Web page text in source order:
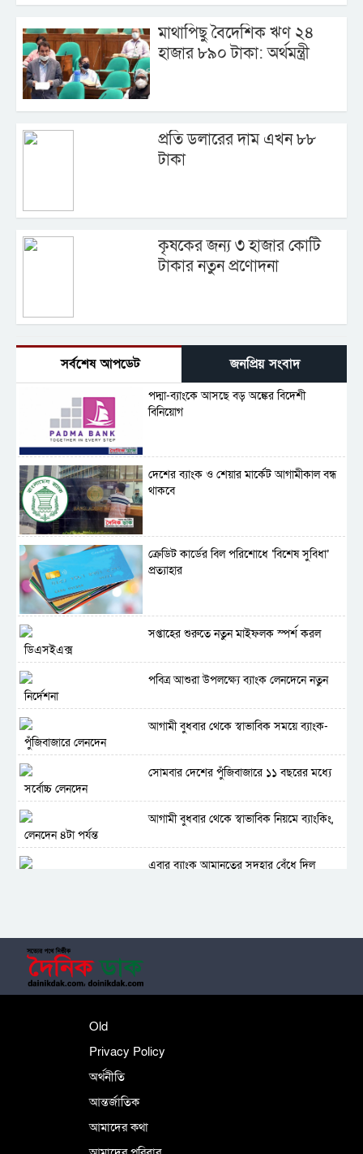
মাথাপিছু বৈদেশিক ঋণ ২৪
হাজার ৮৯০ টাকা: অর্থমন্ত্রী
প্রতি ডলারের দাম এখন ৮৮
টাকা
কৃষকের জন্য ৩ হাজার কোটি
টাকার নতুন প্রণোদনা
সর্বশেষ আপডেট জনপ্রিয় সংবাদ
পদ্মা-ব্যাংকে আসছে বড় অঙ্কের বিদেশী
বিনিয়োগ
দেশের ব্যাংক ও শেয়ার মার্কেট আগামীকাল বন্ধ
থাকবে
ক্রেডিট কার্ডের বিল পরিশোধে ‘বিশেষ সুবিধা’
প্রত্যাহার
সপ্তাহের শুরুতে নতুন মাইফলক স্পর্শ করল
ডিএসইএক্স
পবিত্র আশুরা উপলক্ষ্যে ব্যাংক লেনদেনে নতুন
নির্দেশনা
আগামী বুধবার থেকে স্বাভাবিক সময়ে ব্যাংক-
পুঁজিবাজারে লেনদেন
সোমবার দেশের পুঁজিবাজারে ১১ বছরের মধ্যে
সর্বোচ্চ লেনদেন
আগামী বুধবার থে‌কে স্বাভাবিক নিয়মে ব্যাংকিং,
লেনদেন ৪টা পর্যন্ত
এবার ব্যাংক আমানতের সুদহার বেঁধে দিল
Old
Privacy Policy
অর্থনীতি
আন্তর্জাতিক
আমাদের কথা